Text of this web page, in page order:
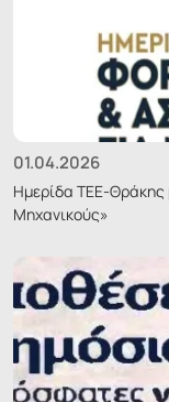
01.04.2026
Ημερίδα ΤΕΕ-Θράκης
Μηχανικούς»